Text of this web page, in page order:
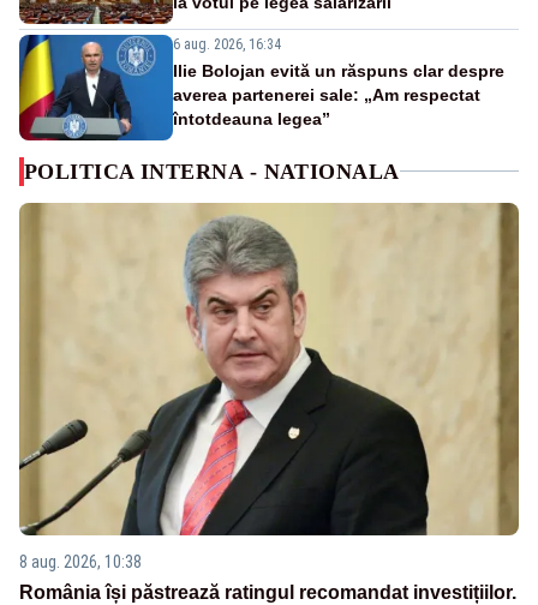
6 aug. 2026, 16:34
Ilie Bolojan evită un răspuns clar despre
averea partenerei sale: „Am respectat
întotdeauna legea”
POLITICA INTERNA - NATIONALA
8 aug. 2026, 10:38
România își păstrează ratingul recomandat investițiilor.